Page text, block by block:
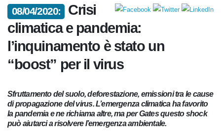
08/04/2020:
Crisi
climatica e pandemia:
l’inquinamento è stato un
“boost” per il virus
Sfruttamento del suolo, deforestazione, emissioni tra le
cause di propagazione del virus. L’emergenza climatica ha
favorito la pandemia e ne richiama altre, ma per Gates
questo shock può aiutarci a risolvere l’emergenza